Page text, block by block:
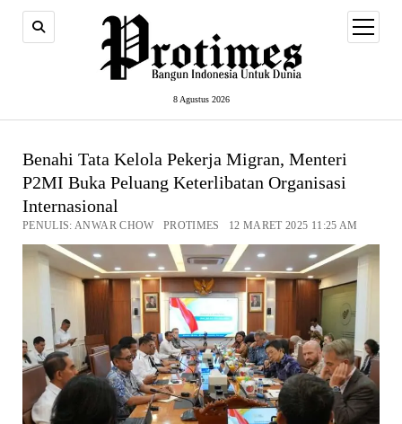
8 Agustus 2026
open
menu
Benahi Tata Kelola Pekerja Migran, Menteri
P2MI Buka Peluang Keterlibatan Organisasi
Internasional
PENULIS: ANWAR CHOW PROTIMES 12 MARET 2025 11:25 AM